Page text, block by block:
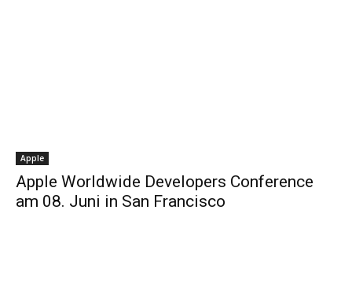
Apple
Apple Worldwide Developers Conference
am 08. Juni in San Francisco